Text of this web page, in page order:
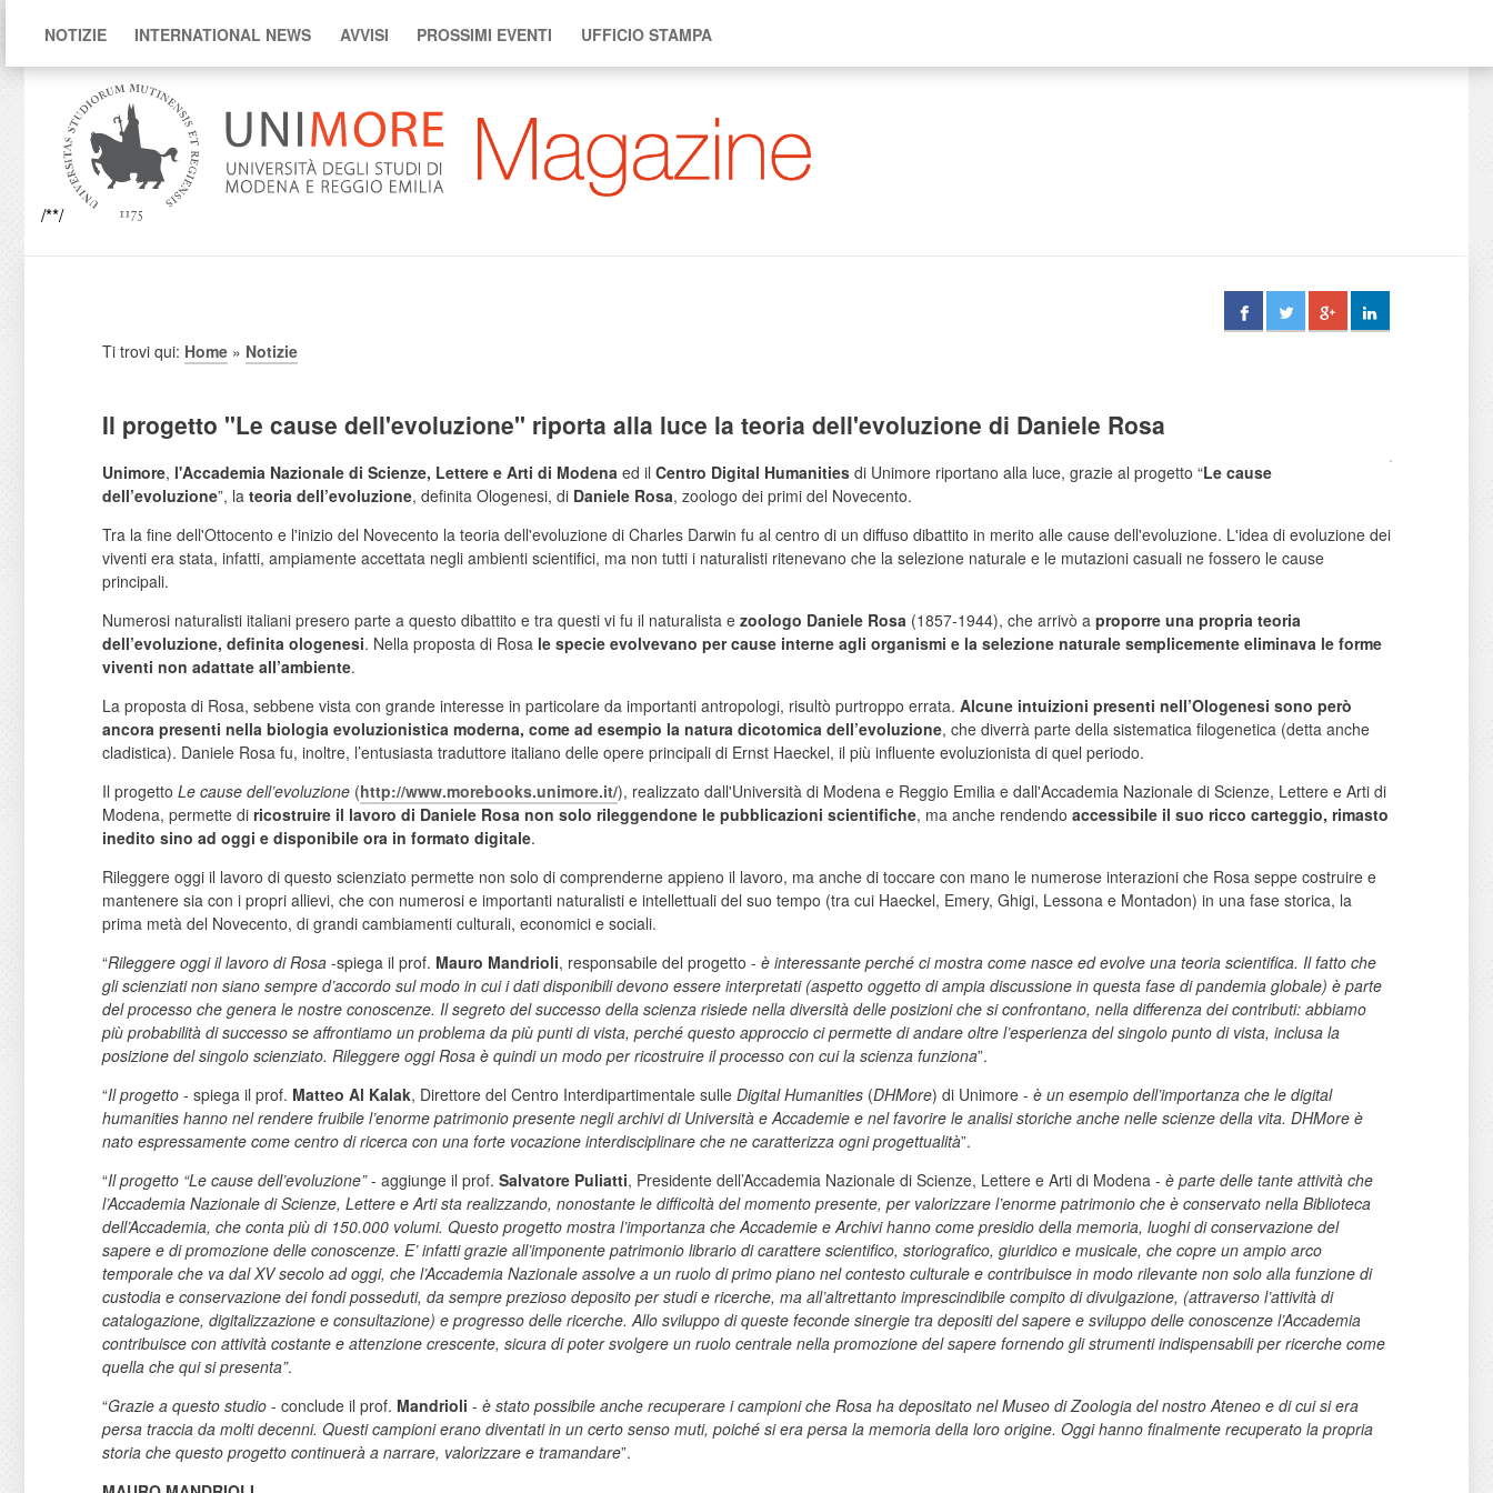
NOTIZIE INTERNATIONAL NEWS AVVISI PROSSIMI EVENTI UFFICIO STAMPA
/**/
Ti trovi qui: Home » Notizie
Il progetto "Le cause dell'evoluzione" riporta alla luce la teoria dell'evoluzione di Daniele Rosa
Unimore, l'Accademia Nazionale di Scienze, Lettere e Arti di Modena ed il Centro Digital Humanities di Unimore riportano alla luce, grazie al progetto “Le cause
dell’evoluzione”, la teoria dell’evoluzione, definita Ologenesi, di Daniele Rosa, zoologo dei primi del Novecento.
Tra la fine dell'Ottocento e l'inizio del Novecento la teoria dell'evoluzione di Charles Darwin fu al centro di un diffuso dibattito in merito alle cause dell'evoluzione. L'idea di evoluzione dei
viventi era stata, infatti, ampiamente accettata negli ambienti scientifici, ma non tutti i naturalisti ritenevano che la selezione naturale e le mutazioni casuali ne fossero le cause
principali.
Numerosi naturalisti italiani presero parte a questo dibattito e tra questi vi fu il naturalista e zoologo Daniele Rosa (1857-1944), che arrivò a proporre una propria teoria
dell’evoluzione, definita ologenesi. Nella proposta di Rosa le specie evolvevano per cause interne agli organismi e la selezione naturale semplicemente eliminava le forme
viventi non adattate all’ambiente.
La proposta di Rosa, sebbene vista con grande interesse in particolare da importanti antropologi, risultò purtroppo errata. Alcune intuizioni presenti nell’Ologenesi sono però
ancora presenti nella biologia evoluzionistica moderna, come ad esempio la natura dicotomica dell’evoluzione, che diverrà parte della sistematica filogenetica (detta anche
cladistica). Daniele Rosa fu, inoltre, l’entusiasta traduttore italiano delle opere principali di Ernst Haeckel, il più influente evoluzionista di quel periodo.
Il progetto Le cause dell’evoluzione (http://www.morebooks.unimore.it/), realizzato dall'Università di Modena e Reggio Emilia e dall'Accademia Nazionale di Scienze, Lettere e Arti di
Modena, permette di ricostruire il lavoro di Daniele Rosa non solo rileggendone le pubblicazioni scientifiche, ma anche rendendo accessibile il suo ricco carteggio, rimasto
inedito sino ad oggi e disponibile ora in formato digitale.
Rileggere oggi il lavoro di questo scienziato permette non solo di comprenderne appieno il lavoro, ma anche di toccare con mano le numerose interazioni che Rosa seppe costruire e
mantenere sia con i propri allievi, che con numerosi e importanti naturalisti e intellettuali del suo tempo (tra cui Haeckel, Emery, Ghigi, Lessona e Montadon) in una fase storica, la
prima metà del Novecento, di grandi cambiamenti culturali, economici e sociali.
“Rileggere oggi il lavoro di Rosa -spiega il prof. Mauro Mandrioli, responsabile del progetto - è interessante perché ci mostra come nasce ed evolve una teoria scientifica. Il fatto che
gli scienziati non siano sempre d’accordo sul modo in cui i dati disponibili devono essere interpretati (aspetto oggetto di ampia discussione in questa fase di pandemia globale) è parte
del processo che genera le nostre conoscenze. Il segreto del successo della scienza risiede nella diversità delle posizioni che si confrontano, nella differenza dei contributi: abbiamo
più probabilità di successo se affrontiamo un problema da più punti di vista, perché questo approccio ci permette di andare oltre l’esperienza del singolo punto di vista, inclusa la
posizione del singolo scienziato. Rileggere oggi Rosa è quindi un modo per ricostruire il processo con cui la scienza funziona”.
“Il progetto - spiega il prof. Matteo Al Kalak, Direttore del Centro Interdipartimentale sulle Digital Humanities (DHMore) di Unimore - è un esempio dell’importanza che le digital
humanities hanno nel rendere fruibile l’enorme patrimonio presente negli archivi di Università e Accademie e nel favorire le analisi storiche anche nelle scienze della vita. DHMore è
nato espressamente come centro di ricerca con una forte vocazione interdisciplinare che ne caratterizza ogni progettualità”.
“Il progetto “Le cause dell’evoluzione”- aggiunge il prof. Salvatore Puliatti, Presidente dell’Accademia Nazionale di Scienze, Lettere e Arti di Modena - è parte delle tante attività che
l’Accademia Nazionale di Scienze, Lettere e Arti sta realizzando, nonostante le difficoltà del momento presente, per valorizzare l’enorme patrimonio che è conservato nella Biblioteca
dell’Accademia, che conta più di 150.000 volumi. Questo progetto mostra l’importanza che Accademie e Archivi hanno come presidio della memoria, luoghi di conservazione del
sapere e di promozione delle conoscenze. E’ infatti grazie all’imponente patrimonio librario di carattere scientifico, storiografico, giuridico e musicale, che copre un ampio arco
temporale che va dal XV secolo ad oggi, che l’Accademia Nazionale assolve a un ruolo di primo piano nel contesto culturale e contribuisce in modo rilevante non solo alla funzione di
custodia e conservazione dei fondi posseduti, da sempre prezioso deposito per studi e ricerche, ma all’altrettanto imprescindibile compito di divulgazione, (attraverso l’attività di
catalogazione, digitalizzazione e consultazione) e progresso delle ricerche. Allo sviluppo di queste feconde sinergie tra depositi del sapere e sviluppo delle conoscenze l’Accademia
contribuisce con attività costante e attenzione crescente, sicura di poter svolgere un ruolo centrale nella promozione del sapere fornendo gli strumenti indispensabili per ricerche come
quella che qui si presenta”.
“Grazie a questo studio - conclude il prof. Mandrioli - è stato possibile anche recuperare i campioni che Rosa ha depositato nel Museo di Zoologia del nostro Ateneo e di cui si era
persa traccia da molti decenni. Questi campioni erano diventati in un certo senso muti, poiché si era persa la memoria della loro origine. Oggi hanno finalmente recuperato la propria
storia che questo progetto continuerà a narrare, valorizzare e tramandare”.